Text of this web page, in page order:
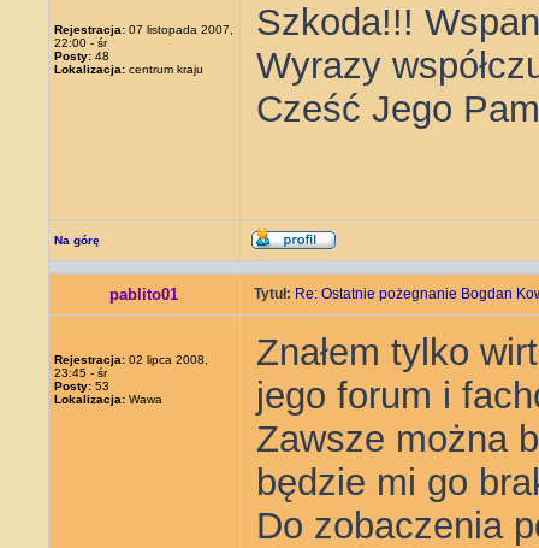
Rejestracja: 07 listopada 2007,
22:00 - śr
Posty: 48
Lokalizacja: centrum kraju
Szkoda!!!
Wyrazy
Cześć Jego
Na górę
pablito01 Tytuł: Re: Ostatnie pożegnanie Bogdan
Rejestracja: 02 lipca 2008,
23:45 - śr
Posty: 53
Lokalizacja: Wawa
Znałem tylko
jego forum i
Zawsze można
będzie mi go
Do zobaczenia